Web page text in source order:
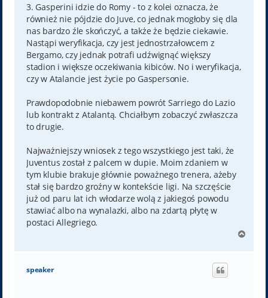
3. Gasperini idzie do Romy - to z kolei oznacza, że
również nie pójdzie do Juve, co jednak mogłoby się dla
nas bardzo źle skończyć, a także że będzie ciekawie.
Nastąpi weryfikacja, czy jest jednostrzałowcem z
Bergamo, czy jednak potrafi udźwignąć większy
stadion i większe oczekiwania kibiców. No i weryfikacja,
czy w Atalancie jest życie po Gaspersonie.
Prawdopodobnie niebawem powrót Sarriego do Lazio
lub kontrakt z Atalantą. Chciałbym zobaczyć zwłaszcza
to drugie.
Najważniejszy wniosek z tego wszystkiego jest taki, że
Juventus został z palcem w dupie. Moim zdaniem w
tym klubie brakuje głównie poważnego trenera, ażeby
stał się bardzo groźny w kontekście ligi. Na szczęście
już od paru lat ich włodarze wolą z jakiegoś powodu
stawiać albo na wynalazki, albo na zdartą płytę w
postaci Allegriego.
g
speaker